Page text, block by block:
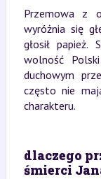
Przemowa z
wyróżnia się
głosił
wolność
duchowym
często nie
charakteru.
dlaczego
śmierci